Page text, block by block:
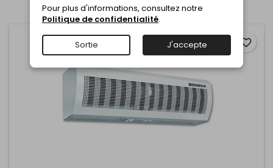
Affichage 1-3 de 3 article(s)
favorite_border
Pour plus d'informations, consultez notre
Politique de confidentialité.
Sortie J'accepte